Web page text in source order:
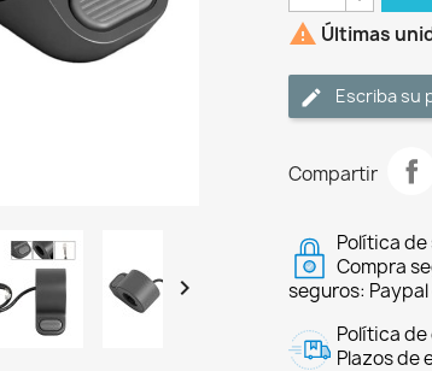

 Últimas
Escriba su
Compartir
Política
Compra
seguros: Paypal
Política
Plazos de